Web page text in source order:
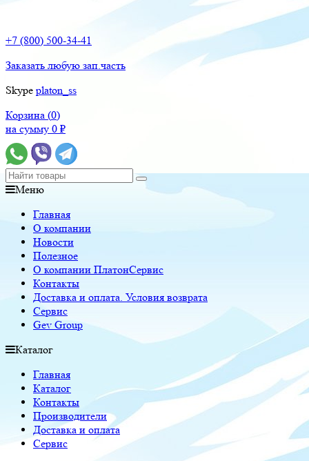
+7 (800) 500-34-41
Заказать любую зап.часть
Skype platon_ss
Корзина (0)
на сумму 0 ₽
Меню
Главная
О компании
Новости
Полезное
О компании ПлатонСервис
Контакты
Доставка и оплата. Условия возврата
Сервис
Gev Group
Каталог
Главная
Каталог
Контакты
Производители
Доставка и оплата
Сервис